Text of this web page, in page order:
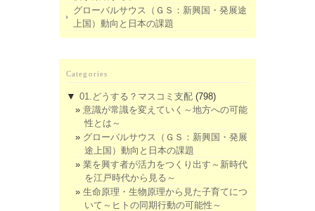
グローバルサウス（ＧＳ：新興国・発展途
上国）動向と日本の課題
Categories
▼ 01.どうする？マスコミ支配 (798)
意識が常識を変えていく～地方への可能
性とは～
グローバルサウス（ＧＳ：新興国・発展
途上国）動向と日本の課題
業を興す者が活力をつくり出す～新時代
を江戸時代から見る～
生命原理・生物原理から見た子育てにつ
いて～ヒトの同期行動の可能性～